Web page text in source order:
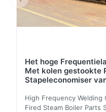
Het hoge
Met kolen gestookte
Stapeleconomiser
High Frequency Welding
Fired Steam Boiler Parts